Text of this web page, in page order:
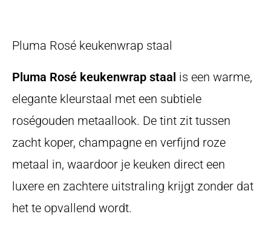
Pluma Rosé keukenwrap staal
Pluma Rosé keukenwrap staal is een warme,
elegante kleurstaal met een subtiele
roségouden metaallook. De tint zit tussen
zacht koper, champagne en verfijnd roze
metaal in, waardoor je keuken direct een
luxere en zachtere uitstraling krijgt zonder dat
het te opvallend wordt.